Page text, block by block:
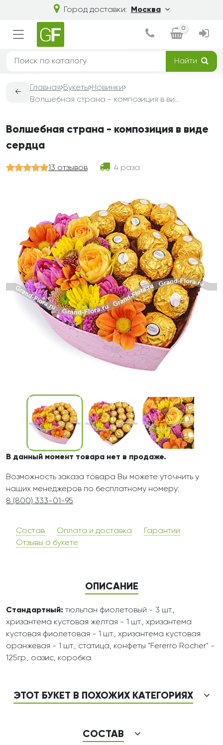
Город доставки: Москва
0
Найти
←
Главная Букеты Новинки
Волшебная страна - композиция в виде сердца
Волшебная страна - композиция в виде
сердца
13 отзывов 4 раза
В данный момент товара нет в продаже.
Возможность заказа товара Вы можете уточнить у
наших менеджеров по бесплатному номеру:
8 (800) 333-01-95
Состав Оплата и доставка
Гарантии
Отзывы о букете
ОПИСАНИЕ
Стандартный: тюльпан фиолетовый - 3 шт.,
хризантема кустовая желтая - 1 шт., хризантема
кустовая фиолетовая - 1 шт., хризантема кустовая
оранжевая - 1 шт., статица, конфеты "Fererro Rocher" -
125гр., оазис, коробка.
ЭТОТ БУКЕТ В ПОХОЖИХ КАТЕГОРИЯХ
СОСТАВ